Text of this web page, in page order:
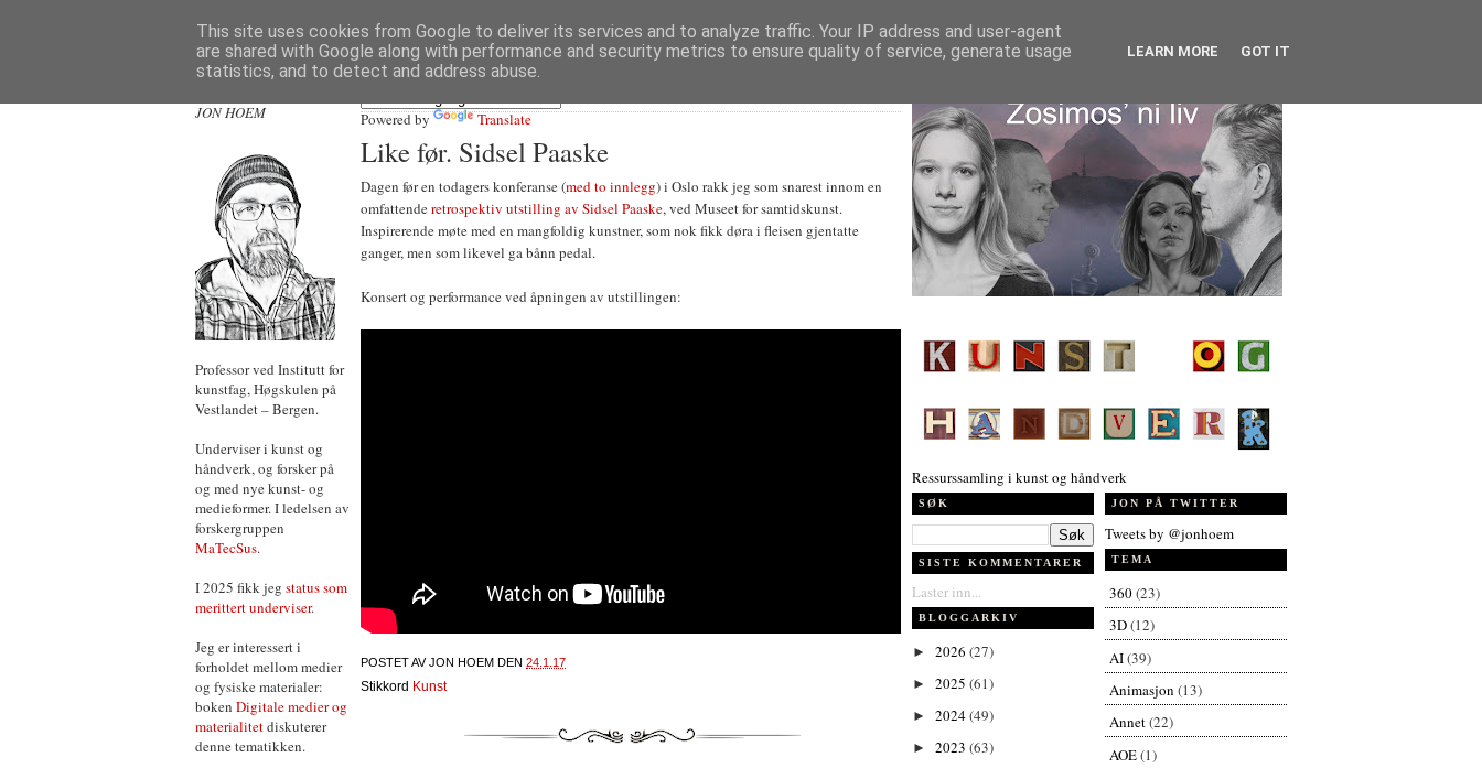
JON HOEM
Professor ved Institutt for
kunstfag, Høgskulen på
Vestlandet – Bergen.
Underviser i kunst og
håndverk, og forsker på
og med nye kunst- og
medieformer. I ledelsen av
forskergruppen
MaTecSus.
I 2025 fikk jeg status som
merittert underviser.
Jeg er interessert i
forholdet mellom medier
og fysiske materialer:
boken Digitale medier og
materialitetdiskuterer
denne tematikken.
Powered by Translate
Like før. Sidsel Paaske
Dagen før en todagers konferanse (med to innlegg) i Oslo rakk jeg som snarest innom en
omfattenderetrospektiv utstilling av Sidsel Paaske, ved Museet for samtidskunst.
Inspirerende møte med en mangfoldig kunstner, som nok fikk døra i fleisen gjentatte
ganger, men som likevel ga bånn pedal.
Konsert og performance ved åpningen av utstillingen:
POSTET AVJON HOEM DEN 24.1.17
Stikkord Kunst
Ressurssamling i kunst og håndverk
SØK
SISTE KOMMENTARER
Laster inn...
BLOGGARKIV
► 2026 (27)
► 2025 (61)
► 2024(49)
► 2023 (63)
JON PÅ TWITTER
Tweets by @jonhoem
TEMA
360(23)
3D(12)
AI(39)
Animasjon (13)
Annet(22)
AOE(1)
This site uses cookies from Google to deliver its services and to analyze traffic. Your IP address and user-agent
are shared with Google along with performance and security metrics to ensure quality of service, generate usage
statistics, and to detect and address abuse.
LEARN MORE GOT IT